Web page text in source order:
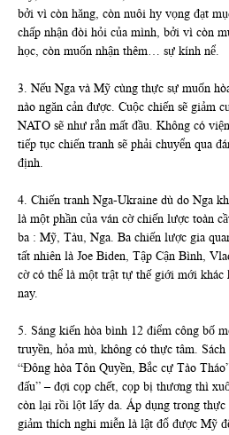
bởi vì còn hăng, còn nuôi hy vọng đạt
chấp nhận đòi hỏi của mình, bởi vì còn
học, còn muốn nhận thêm… sự kính nể.
3. Nếu Nga và Mỹ cùng thực sự muốn
nào ngăn cản được. Cuộc chiến sẽ giảm
NATO sẽ như rắn mất đầu. Không có
tiếp tục chiến tranh sẽ phải chuyển qua
định.
4. Chiến tranh Nga-Ukraine dù do Nga
là một phần của ván cờ chiến lược toàn
ba : Mỹ, Tàu, Nga. Ba chiến lược gia
tất nhiên là Joe Biden, Tập Cận Bình,
cờ có thể là một trật tự thế giới mới
nay.
5. Sáng kiến hòa bình 12 điểm công bố
truyền, hỏa mù, không có thực tâm.
“Đông hòa Tôn Quyền, Bắc cự Tào
đấu” – đợi cọp chết, cọp bị thương thì
còn lại rồi lột lấy da. Áp dụng trong thực
giảm thích nghi miễn là lật đổ được Mỹ